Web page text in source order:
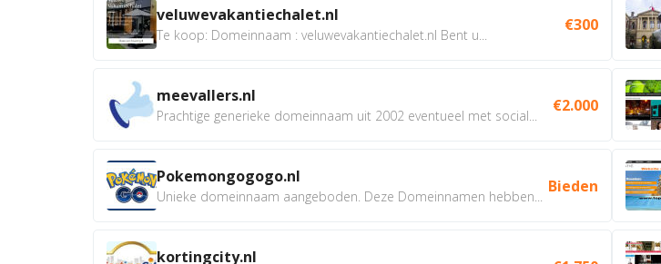
veluwevakantiechalet.nl
Te koop: Domeinnaam : veluwevakantiechalet.nl Bent u...
€300
meevallers.nl
Prachtige generieke domeinnaam uit 2002 eventueel met social...
€2.000
Pokemongogogo.nl
Unieke domeinnaam aangeboden. Deze Domeinnamen hebben...
Bieden
kortingcity.nl